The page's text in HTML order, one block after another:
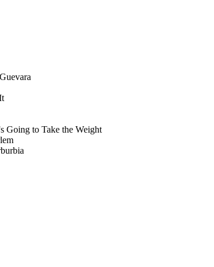
to Take the Weight